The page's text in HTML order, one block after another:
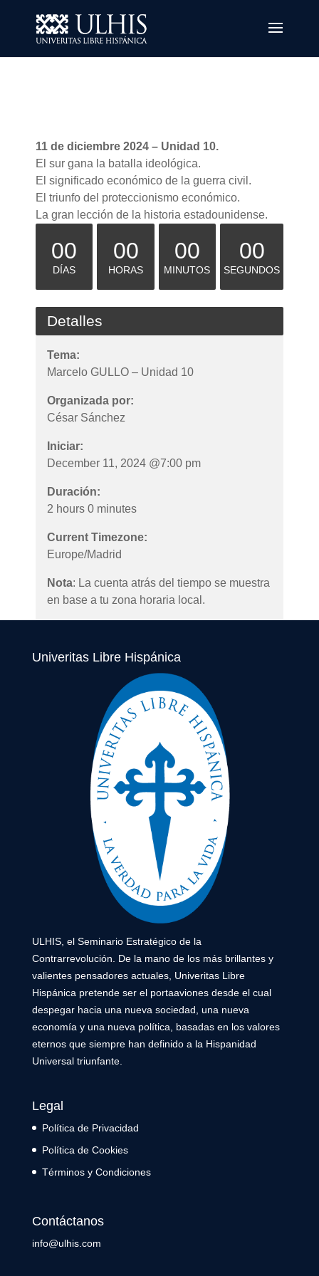
11 de diciembre 2024 – Unidad 10.
El sur gana la batalla ideológica.
El significado económico de la guerra civil.
El triunfo del proteccionismo económico.
La gran lección de la historia estadounidense.
00
DÍAS
00
HORAS
00
MINUTOS
00
SEGUNDOS
Detalles
Tema:
Marcelo GULLO – Unidad 10
Organizada por:
César Sánchez
Iniciar:
December 11, 2024 @7:00 pm
Duración:
2 hours 0 minutes
Current Timezone:
Europe/Madrid
Nota: La cuenta atrás del tiempo se muestra
en base a tu zona horaria local.
Univeritas Libre Hispánica
ULHIS, el Seminario Estratégico de la
Contrarrevolución. De la mano de los más brillantes y
valientes pensadores actuales, Univeritas Libre
Hispánica pretende ser el portaaviones desde el cual
despegar hacia una nueva sociedad, una nueva
economía y una nueva política, basadas en los valores
eternos que siempre han definido a la Hispanidad
Universal triunfante.
Legal
Política de Privacidad
Política de Cookies
Términos y Condiciones
Contáctanos
info@ulhis.com